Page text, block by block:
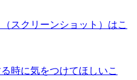
スクリーンショット）はこ
時に気をつけてほしいこ